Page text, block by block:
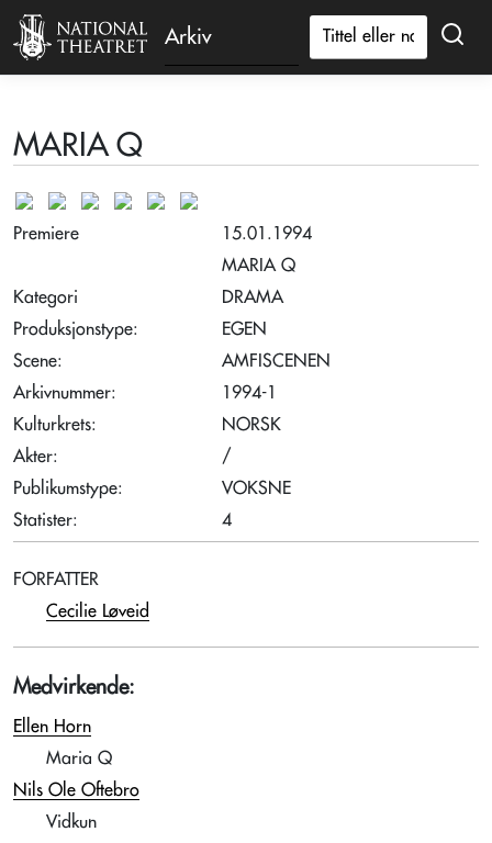
Arkiv
MARIA Q
Premiere
15.01.1994
MARIA Q
Kategori
DRAMA
Produksjonstype:
EGEN
Scene:
AMFISCENEN
Arkivnummer:
1994-1
Kulturkrets:
NORSK
Akter:
/
Publikumstype:
VOKSNE
Statister:
4
FORFATTER
Cecilie Løveid
Medvirkende:
Ellen Horn
Maria Q
Nils Ole Oftebro
Vidkun